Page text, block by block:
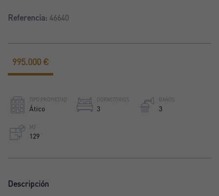
Referencia: 46640
TIPO PROPIEDAD
Ático
DORMITORIOS
3
BAÑOS
3
M2
129
995.000 €
Descripción